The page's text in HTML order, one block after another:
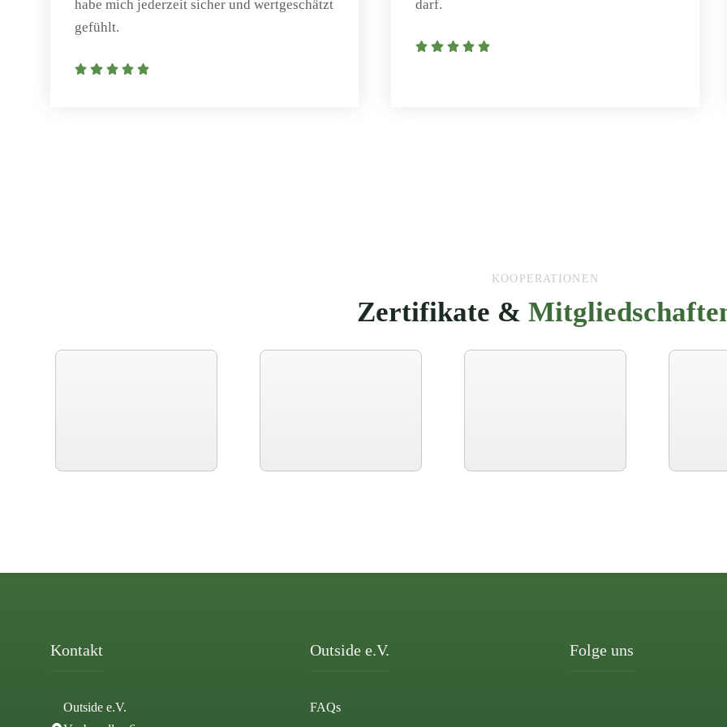
habe mich jederzeit sicher und wertgeschätzt
gefühlt.
darf.
KOOPERATIONEN
Zertifikate &
Kontakt
Outside e.V.
Outside e.V.
FAQs
Folge uns